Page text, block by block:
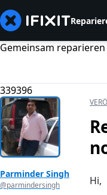
Gemeinsam reparieren
339396
Parminder Singh
@parmindersingh
Hi,